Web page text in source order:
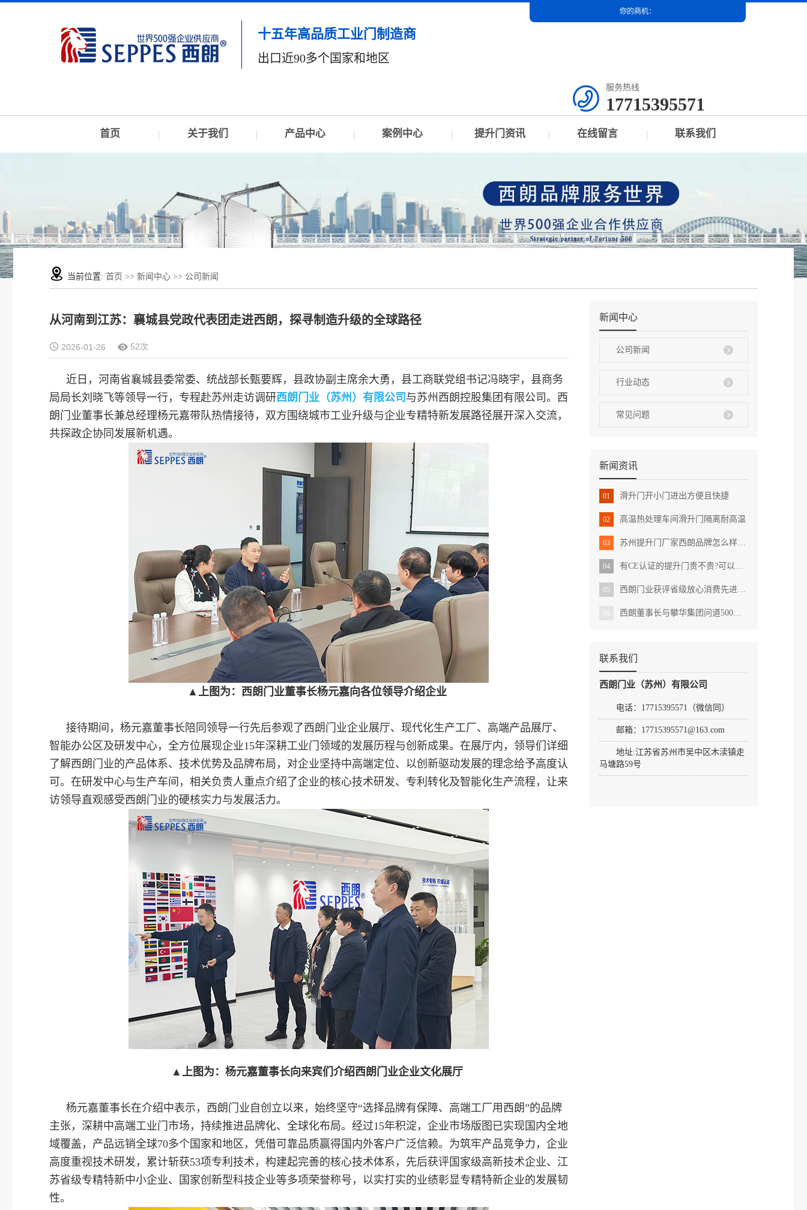
十五年高品质工业门制造商
出口近90多个国家和地区
你的商机：
服务热线
17715395571
首页 关于我们 产品中心 案例中心 提升门资讯 在线留言 联系我们
当前位置: 首页 >> 新闻中心 >> 公司新闻
新闻中心
公司新闻
行业动态
常见问题
新闻资讯
01 滑升门开小门进出方便且快捷
02 高温热处理车间滑升门隔离耐高温
03 苏州提升门厂家西朗品牌怎么样?用户的真实反馈
04 有CE认证的提升门贵不贵?可以直接出口国外吗?
05 西朗门业获评省级放心消费先进示范单位
西朗董事长与攀华集团问道500强的发展之路
联系我们
西朗门业（苏州）有限公司
电话：17715395571（微信同）
邮箱：17715395571@163.com
地址:江苏省苏州市吴中区木渎镇走
马塘路59号
从河南到江苏：襄城县党政代表团走进西朗，探寻制造升级的全球路径
2026-01-26 52次
近日，河南省襄城县委常委、统战部长甄要辉，县政协副主席余大勇，县工商联党组书记冯晓宇，县商务
局局长刘晓飞等领导一行，专程赴苏州走访调研西朗门业（苏州）有限公司 与苏州西朗控股集团有限公司。西
朗门业董事长兼总经理杨元嘉带队热情接待，双方围绕城市工业升级与企业专精特新发展路径展开深入交流，
共探政企协同发展新机遇。
▲上图为：西朗门业董事长杨元嘉向各位领导介绍企业
接待期间，杨元嘉董事长陪同领导一行先后参观了西朗门业企业展厅、现代化生产工厂、高端产品展厅、
智能办公区及研发中心，全方位展现企业15年深耕工业门领域的发展历程与创新成果。在展厅内，领导们详细
了解西朗门业的产品体系、技术优势及品牌布局，对企业坚持中高端定位、以创新驱动发展的理念给予高度认
可。在研发中心与生产车间，相关负责人重点介绍了企业的核心技术研发、专利转化及智能化生产流程，让来
访领导直观感受西朗门业的硬核实力与发展活力。
▲上图为：杨元嘉董事长向来宾们介绍西朗门业企业文化展厅
杨元嘉董事长在介绍中表示，西朗门业自创立以来，始终坚守“选择品牌有保障、高端工厂用西朗”的品牌
主张，深耕中高端工业门市场，持续推进品牌化、全球化布局。经过15年积淀，企业市场版图已实现国内全地
域覆盖，产品远销全球70多个国家和地区，凭借可靠品质赢得国内外客户广泛信赖。为筑牢产品竞争力，企业
高度重视技术研发，累计斩获53项专利技术，构建起完善的核心技术体系，先后获评国家级高新技术企业、江
苏省级专精特新中小企业、国家创新型科技企业等多项荣誉称号，以实打实的业绩彰显专精特新企业的发展韧
性。